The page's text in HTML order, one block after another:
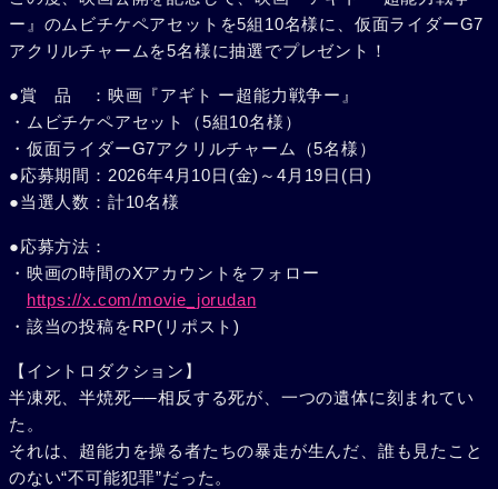
ー』のムビチケペアセットを5組10名様に、仮面ライダーG7
アクリルチャームを5名様に抽選でプレゼント！
●賞 品 ：映画『アギト ー超能力戦争ー』
・ムビチケペアセット（5組10名様）
・仮面ライダーG7アクリルチャーム（5名様）
●応募期間：2026年4月10日(金)～4月19日(日)
●当選人数：計10名様
●応募方法：
・映画の時間のXアカウントをフォロー
https://x.com/movie_jorudan
・該当の投稿をRP(リポスト)
【イントロダクション】
半凍死、半焼死──相反する死が、一つの遺体に刻まれてい
た。
それは、超能力を操る者たちの暴走が生んだ、誰も見たこと
のない“不可能犯罪”だった。